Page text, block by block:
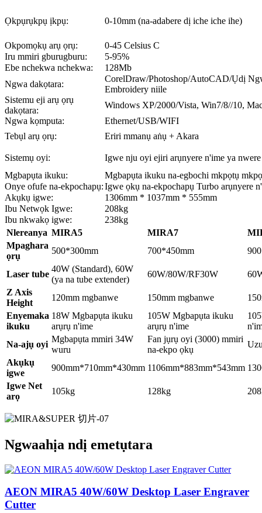
Ọkpụrụkpụ ịkpụ: 0-10mm (na-adabere dị iche iche ihe)
Okpomọkụ arụ ọrụ:
0-45 Celsius C
Iru mmiri gburugburu:
5-95%
Ebe nchekwa nchekwa:
128Mb
Ngwa dakọtara:
CorelDraw/Photoshop/AutoCAD/Ụdị
Embroidery niile
Sistemu eji arụ ọrụ
dakọtara:
Windows XP/2000/Vista, Win7/8//10,
Ngwa kọmputa:
Ethernet/USB/WIFI
Tebụl arụ ọrụ:
Eriri mmanụ aṅụ + Akara
Sistemụ oyi:
Igwe nju oyi ejiri arụnyere n'ime ya
Mgbapụta ikuku:
Mgbapụta ikuku na-egbochi mkpọtụ
Onye ofufe na-ekpochapụ:Igwe ọkụ na-ekpochapụ Turbo arụnyere
Akụkụ igwe:
1306mm * 1037mm * 555mm
Ibu Netwọk Igwe:
208kg
Ibu nkwakọ igwe:
238kg
Nlereanya MIRA5 MIRA7
Mpaghara
ọrụ
500*300mm 700*450mm
Laser tube
40W (Standard), 60W
(ya na tube extender)
60W/80W/RF30W
Z Axis
Height
120mm mgbanwe 150mm mgbanwe
Enyemaka
ikuku
18W Mgbapụta ikuku
arụrụ n'ime
105W Mgbapụta ikuku
arụrụ n'ime
Na-ajụ oyi
Mgbapụta mmiri 34W
wuru
Fan jụrụ oyi (3000) mmiri
na-ekpo ọkụ
Akụkụ
igwe
900mm*710mm*430mm 1106mm*883mm*543mm
Igwe Net
arọ
105kg 128kg
Ngwaahịa ndị emetụtara
AEON MIRA5 40W/60W Desktop Laser Engraver
Cutter